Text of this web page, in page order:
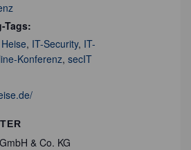
Tags:
Heise, IT-Security, IT-
Konferenz, secIT
& Co. KG